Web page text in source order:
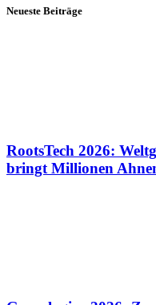
Neueste Beiträge
RootsTech 2026:
bringt Millionen